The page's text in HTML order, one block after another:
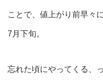
ことで、値上がり前早々
7月下旬。
忘れた頃にやってくる、